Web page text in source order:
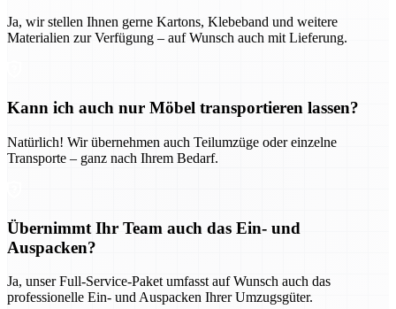
Ja, wir stellen Ihnen gerne Kartons, Klebeband und weitere
Materialien zur Verfügung – auf Wunsch auch mit Lieferung.
Kann ich auch nur Möbel transportieren lassen?
Natürlich! Wir übernehmen auch Teilumzüge oder einzelne
Transporte – ganz nach Ihrem Bedarf.
Übernimmt Ihr Team auch das Ein- und
Auspacken?
Ja, unser Full-Service-Paket umfasst auf Wunsch auch das
professionelle Ein- und Auspacken Ihrer Umzugsgüter.